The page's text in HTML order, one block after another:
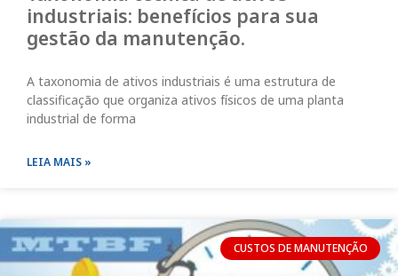
industriais: benefícios para sua
gestão da manutenção.
A taxonomia de ativos industriais é uma estrutura de
classificação que organiza ativos físicos de uma planta
industrial de forma
LEIA MAIS »
CUSTOS DE MANUTENÇÃO